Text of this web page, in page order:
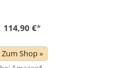
114,90 €*
Zum Shop »